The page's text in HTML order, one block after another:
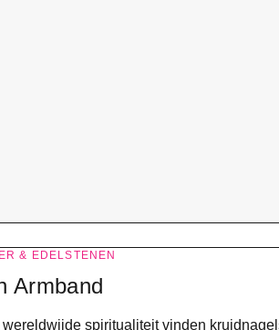
& EDELSTENEN
Armband
wereldwijde spiritualiteit vinden